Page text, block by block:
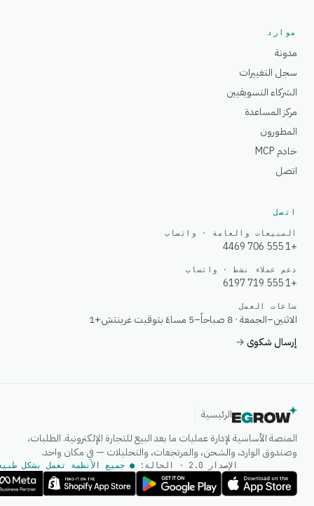
موارد
مدونة
سجل التغييرات
الشركاء التسويقيين
مركز المساعدة
المطورون
خادم MCP
اتصل
اتصل
المبيعات والعامة · واتساب
+1 555 706 4469
دعم عملاء نشط · واتساب
+1 555 719 6197
ساعات العمل
الاثنين–الجمعة · 8 صباحاً–5 مساءً بتوقيت غرينتش+1
إرسال شكوى→
الرئيسية
المنصة الأساسية لإدارة عمليات ما بعد البيع للتجارة الإلكترونية. الطلبات،
وصندوق الوارد، والشحن، والمرتجعات، والتحليلات — في مكان واحد.
الإصدار 2.0 · الحالة: ● جميع الأنظمة تعمل بشكل